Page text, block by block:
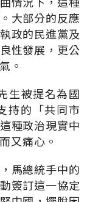
大部分的反應
政的民進黨及
性發展，更公
。
生被提名為國
持的「共同市
種政治現實中
又痛心。
馬總統手中的
簽訂這一協定